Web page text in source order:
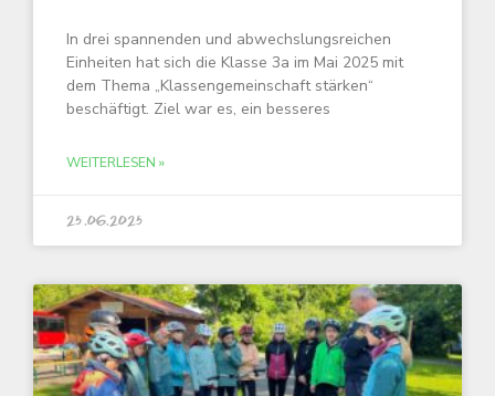
In drei spannenden und abwechslungsreichen
Einheiten hat sich die Klasse 3a im Mai 2025 mit
dem Thema „Klassengemeinschaft stärken“
beschäftigt. Ziel war es, ein besseres
WEITERLESEN »
25.06.2025